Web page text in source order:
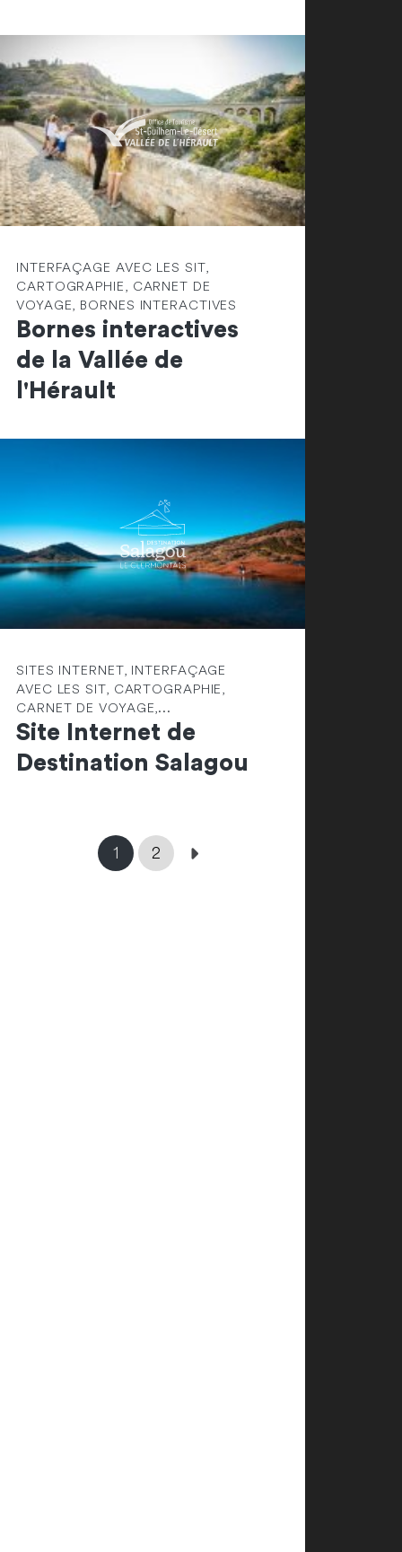
INTERFAÇAGE AVEC LES SIT,
CARTOGRAPHIE, CARNET DE
VOYAGE, BORNES INTERACTIVES
Bornes interactives
de la Vallée de
l'Hérault
SITES INTERNET, INTERFAÇAGE
AVEC LES SIT, CARTOGRAPHIE,
CARNET DE VOYAGE,...
Site Internet de
Destination Salagou
1 2